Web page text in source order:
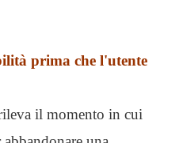
prima che l'utente
il momento in cui